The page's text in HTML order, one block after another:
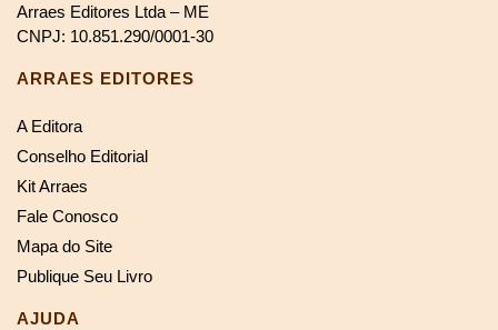
Arraes Editores Ltda – ME
CNPJ: 10.851.290/0001-30
ARRAES EDITORES
A Editora
Conselho Editorial
Kit Arraes
Fale Conosco
Mapa do Site
Publique Seu Livro
AJUDA